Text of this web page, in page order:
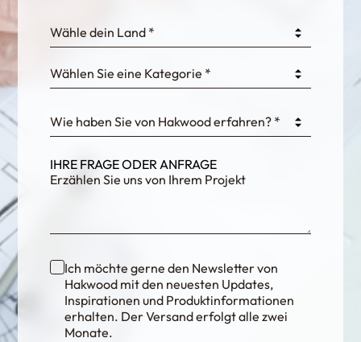
fKG333tDPmDdJm8
Wähle dein Land *
Wählen Sie eine Kategorie *
Wie haben Sie von Hakwood erfahren? *
IHRE FRAGE ODER ANFRAGE
Ich möchte gerne den Newsletter von
Hakwood mit den neuesten Updates,
Inspirationen und Produktinformationen
erhalten. Der Versand erfolgt alle zwei
Monate.